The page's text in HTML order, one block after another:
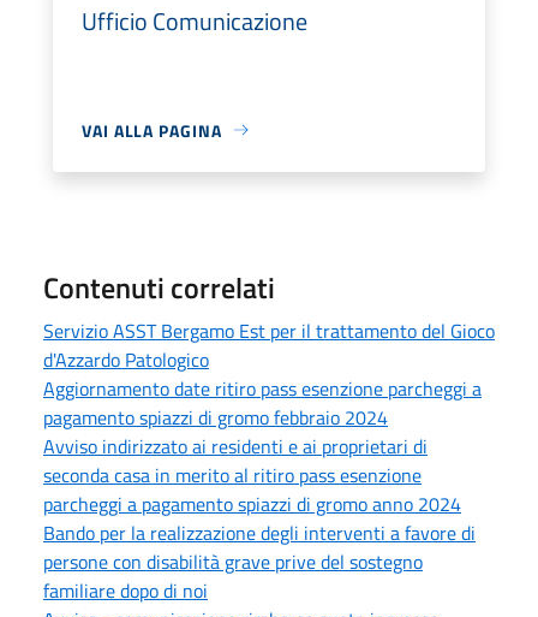
Ufficio Comunicazione
VAI ALLA PAGINA
Contenuti correlati
Servizio ASST Bergamo Est per il trattamento del Gioco
d'Azzardo Patologico
Aggiornamento date ritiro pass esenzione parcheggi a
pagamento spiazzi di gromo febbraio 2024
Avviso indirizzato ai residenti e ai proprietari di
seconda casa in merito al ritiro pass esenzione
parcheggi a pagamento spiazzi di gromo anno 2024
Bando per la realizzazione degli interventi a favore di
persone con disabilità grave prive del sostegno
familiare dopo di noi